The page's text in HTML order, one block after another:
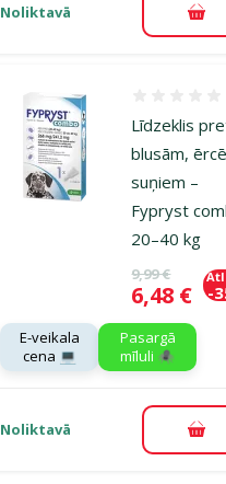
Noliktavā
Līdzeklis
blusām,
suņiem –
Fypryst
20–40 kg
Oriģinālā
9,99 €
Cena
6,48 € -
E-veikala
cena 💻
Pasargā
mīluli 🕷️
Noliktavā